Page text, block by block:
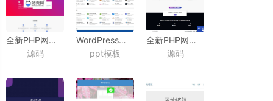
全新PHP网址缩短防封短网址生成系统源码
_源码下载
源码
WordPress网址导航主题：
简洁响应式主题巴巴风格模板
ppt模板
全新PHP网址缩短防封短网址生成系统源码
源码